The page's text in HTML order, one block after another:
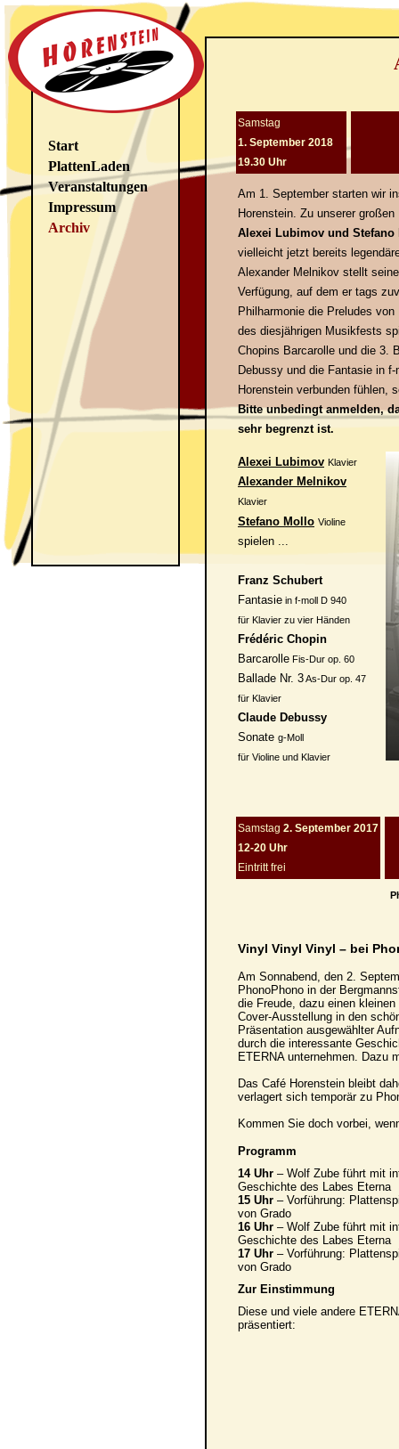
Start
PlattenLaden
Veranstaltungen
Impressum
Archiv
Samstag
1. September 2018
19.30 Uhr
Am 1. September starten wir
Horenstein. Zu unserer
Alexei Lubimov und Stefano
vielleicht jetzt bereits
Alexander Melnikov stellt
Verfügung, auf dem er tags
Philharmonie die Preludes
des diesjährigen Musikfests
Chopins Barcarolle und die 3.
Debussy und die Fantasie in
Horenstein verbunden fühlen,
Bitte unbedingt anmelden,
sehr begrenzt ist.
Alexei Lubimov Klavier
Alexander Melnikov
Klavier
Stefano Mollo Violine
spielen ...
Franz Schubert
Fantasie in f-moll D 940
für Klavier zu vier Händen
Frédéric Chopin
Barcarolle Fis-Dur op. 60
Ballade Nr. 3As-Dur op. 47
für Klavier
Claude Debussy
Sonate g-Moll
für Violine und Klavier
Samstag 2. September 2017
12-20 Uhr
Eintritt frei
Vinyl Vinyl Vinyl – bei
Am Sonnabend, den 2.
PhonoPhono in der
die Freude, dazu einen
Cover-Ausstellung in den
Präsentation ausgewählter
durch die interessante
ETERNA unternehmen. Dazu
Das Café Horenstein bleibt
verlagert sich temporär zu
Kommen Sie doch vorbei,
Programm
14 Uhr – Wolf Zube führt mit
Geschichte des Labes Eterna
15 Uhr – Vorführung:
von Grado
16 Uhr – Wolf Zube führt mit
Geschichte des Labes Eterna
17 Uhr – Vorführung:
von Grado
Zur Einstimmung
Diese und viele andere
präsentiert: